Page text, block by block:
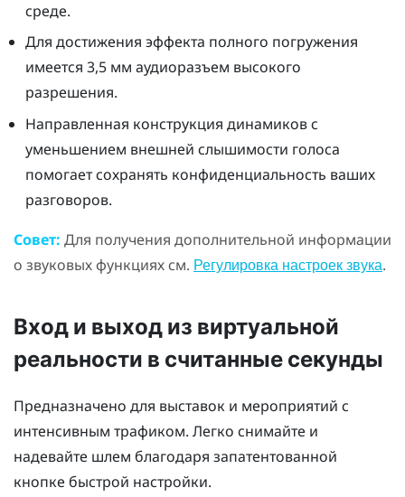
среде.
Для достижения эффекта полного погружения
имеется 3,5 мм аудиоразъем высокого
разрешения.
Направленная конструкция динамиков с
уменьшением внешней слышимости голоса
помогает сохранять конфиденциальность ваших
разговоров.
Совет: Для получения дополнительной информации
о звуковых функциях см. Регулировка настроек звука.
Вход и выход из виртуальной
реальности в считанные секунды
Предназначено для выставок и мероприятий с
интенсивным трафиком. Легко снимайте и
надевайте шлем благодаря запатентованной
кнопке быстрой настройки.